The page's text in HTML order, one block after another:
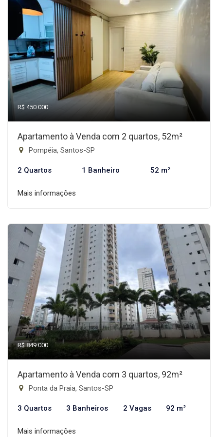
R$ 450.000
Apartamento à Venda com 2 quartos, 52m²
Pompéia, Santos-SP
2 Quartos 1 Banheiro 52 m²
Mais informações
R$ 849.000
Apartamento à Venda com 3 quartos, 92m²
Ponta da Praia, Santos-SP
3 Quartos 3 Banheiros 2 Vagas 92 m²
Mais informações